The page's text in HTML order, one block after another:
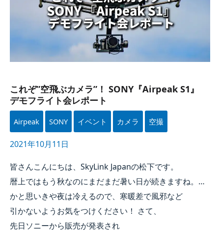
これぞ”​空飛ぶカメラ”！​ SONY『Airpeak S1』​
デモフライト会レポート
Airpeak SONY イベント カメラ 空撮
2021年10月11日
皆さん​こんに​ちは、​ SkyLink Japanの​松下です。​
暦上では​もう​秋なのに​まだまだ​暑い​日が​続きますね。​…
かと​思いきや夜は​冷えるので、​寒暖差で​風邪など​
引かないよう​お気を​つけください！​ さて、​
先日ソニーから​販売が​発表され
デモフライト会レポート